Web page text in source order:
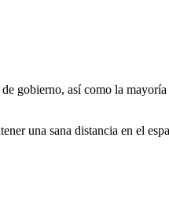
gobierno, así como la mayoría
una sana distancia en el